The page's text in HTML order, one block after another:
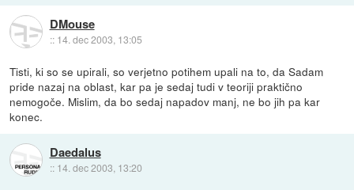
DMouse
:: 14. dec 2003, 13:05
Tisti, ki so se upirali, so verjetno potihem upali na to, da Sadam
pride nazaj na oblast, kar pa je sedaj tudi v teoriji praktično
nemogoče. Mislim, da bo sedaj napadov manj, ne bo jih pa kar
konec.
Daedalus
:: 14. dec 2003, 13:20